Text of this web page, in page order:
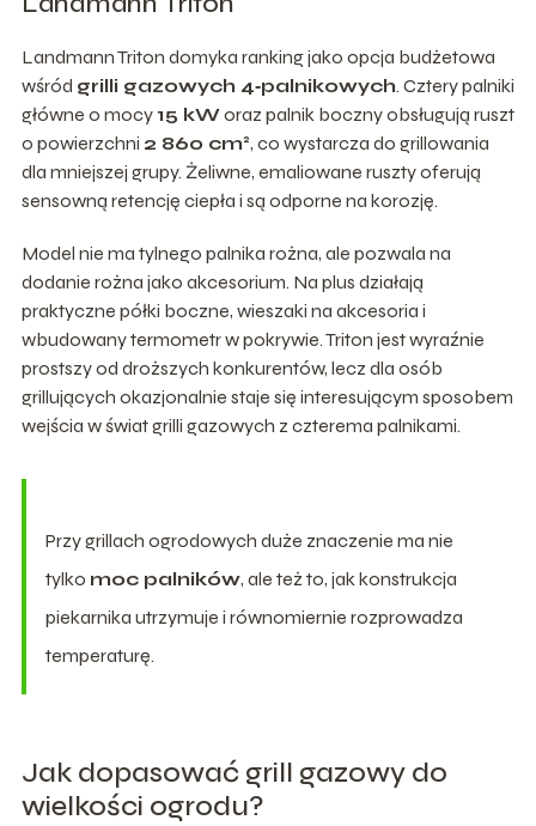
Landmann Triton domyka ranking jako opcja budżetowa
wśród grilli gazowych 4‑palnikowych. Cztery palniki
główne o mocy 15 kWoraz palnik boczny obsługują ruszt
o powierzchni 2 860 cm², co wystarcza do grillowania
dla mniejszej grupy. Żeliwne, emaliowane ruszty oferują
sensowną retencję ciepła i są odporne na korozję.
Model nie ma tylnego palnika rożna, ale pozwala na
dodanie rożna jako akcesorium. Na plus działają
praktyczne półki boczne, wieszaki na akcesoria i
wbudowany termometr w pokrywie. Triton jest wyraźnie
prostszy od droższych konkurentów, lecz dla osób
grillujących okazjonalnie staje się interesującym sposobem
wejścia w świat grilli gazowych z czterema palnikami.
Przy grillach ogrodowych duże znaczenie ma nie
tylko moc palników, ale też to, jak konstrukcja
piekarnika utrzymuje i równomiernie rozprowadza
temperaturę.
Jak dopasować grill gazowy do
wielkości ogrodu?